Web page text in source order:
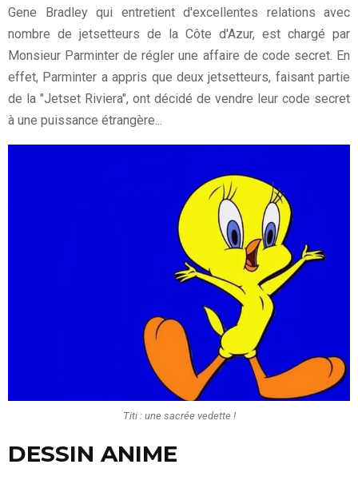
Gene Bradley qui entretient d'excellentes relations avec
nombre de jetsetteurs de la Côte d'Azur, est chargé par
Monsieur Parminter de régler une affaire de code secret. En
effet, Parminter a appris que deux jetsetteurs, faisant partie
de la "Jetset Riviera", ont décidé de vendre leur code secret
à une puissance étrangère...
Titi : une sacrée vedette !
DESSIN ANIME